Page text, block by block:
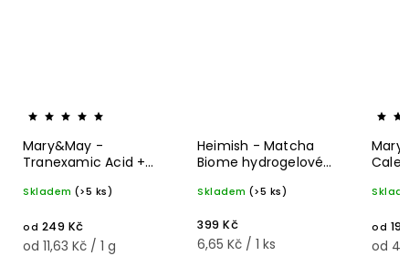
Mary&May -
Tranexamic Acid +
Cream - Rozjasňující
kruhům
Skladem (>5 ks)
od 249 Kč
od 11,63 Kč / 1 g
Heimish - Matcha
Biome hydrogelové
Skladem (>5 ks)
399 Kč
6,65 Kč / 1 ks
od
od